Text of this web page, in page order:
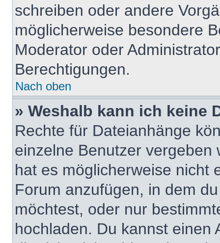
schreiben oder andere
möglicherweise besondere
Moderator oder
Berechtigungen.
Nach oben
» Weshalb kann ich keine
Rechte für Dateianhänge
einzelne Benutzer
hat es möglicherweise nicht
Forum anzufügen, in dem
möchtest, oder nur
hochladen. Du kannst einen